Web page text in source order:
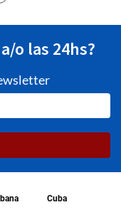
o las 24hs?
Cuba